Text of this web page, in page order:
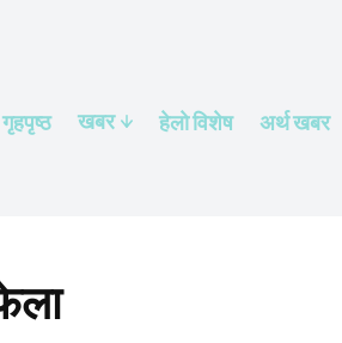
गृहपृष्ठ खबर हेलाे विशेष अर्थ खबर